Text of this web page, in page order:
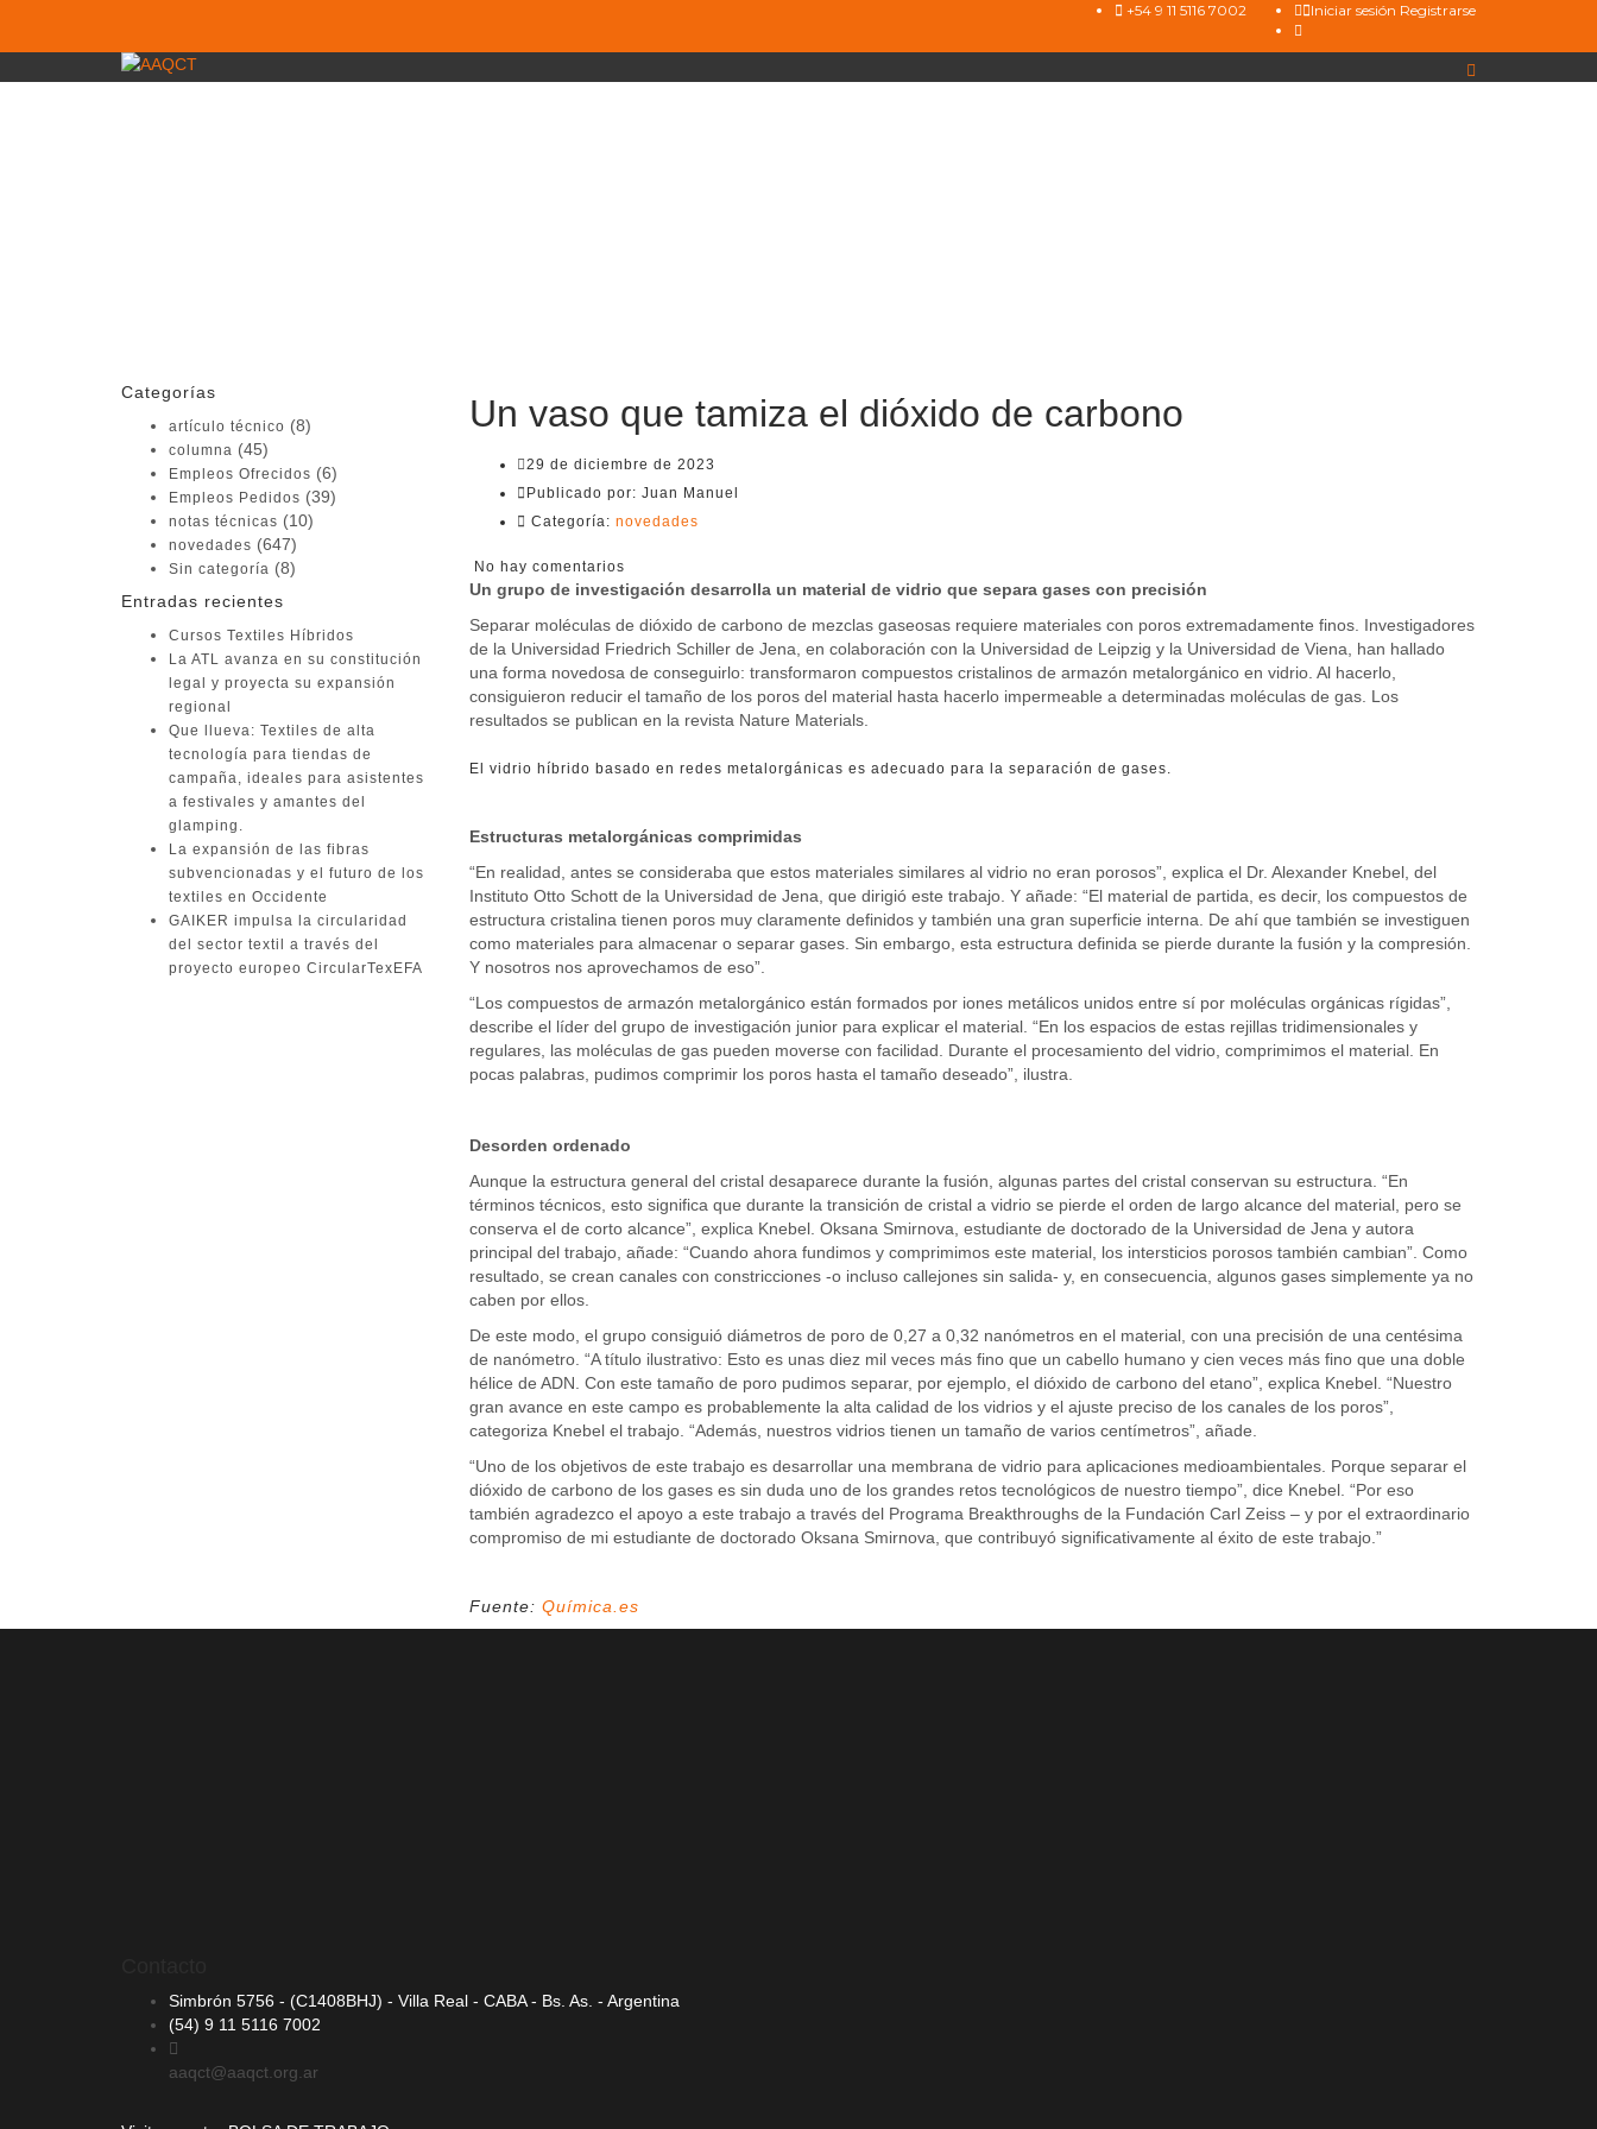
Iniciar sesión Registrarse
+54 9 11 5116 7002
Un vaso que tamiza el dióxido de carbono
29 de diciembre de 2023
Publicado por: Juan Manuel
Categoría: novedades
No hay comentarios
Un grupo de investigación desarrolla un material de vidrio que separa gases con precisión
Separar moléculas de dióxido de carbono de mezclas gaseosas requiere materiales con poros extremadamente finos. Investigadores
de la Universidad Friedrich Schiller de Jena, en colaboración con la Universidad de Leipzig y la Universidad de Viena, han hallado
una forma novedosa de conseguirlo: transformaron compuestos cristalinos de armazón metalorgánico en vidrio. Al hacerlo,
consiguieron reducir el tamaño de los poros del material hasta hacerlo impermeable a determinadas moléculas de gas. Los
resultados se publican en la revista Nature Materials.
El vidrio híbrido basado en redes metalorgánicas es adecuado para la separación de gases.
Estructuras metalorgánicas comprimidas
“En realidad, antes se consideraba que estos materiales similares al vidrio no eran porosos”, explica el Dr. Alexander Knebel, del
Instituto Otto Schott de la Universidad de Jena, que dirigió este trabajo. Y añade: “El material de partida, es decir, los compuestos de
estructura cristalina tienen poros muy claramente definidos y también una gran superficie interna. De ahí que también se investiguen
como materiales para almacenar o separar gases. Sin embargo, esta estructura definida se pierde durante la fusión y la compresión.
Y nosotros nos aprovechamos de eso”.
“Los compuestos de armazón metalorgánico están formados por iones metálicos unidos entre sí por moléculas orgánicas rígidas”,
describe el líder del grupo de investigación junior para explicar el material. “En los espacios de estas rejillas tridimensionales y
regulares, las moléculas de gas pueden moverse con facilidad. Durante el procesamiento del vidrio, comprimimos el material. En
pocas palabras, pudimos comprimir los poros hasta el tamaño deseado”, ilustra.
Desorden ordenado
Aunque la estructura general del cristal desaparece durante la fusión, algunas partes del cristal conservan su estructura. “En
términos técnicos, esto significa que durante la transición de cristal a vidrio se pierde el orden de largo alcance del material, pero se
conserva el de corto alcance”, explica Knebel. Oksana Smirnova, estudiante de doctorado de la Universidad de Jena y autora
principal del trabajo, añade: “Cuando ahora fundimos y comprimimos este material, los intersticios porosos también cambian”. Como
resultado, se crean canales con constricciones -o incluso callejones sin salida- y, en consecuencia, algunos gases simplemente ya no
caben por ellos.
De este modo, el grupo consiguió diámetros de poro de 0,27 a 0,32 nanómetros en el material, con una precisión de una centésima
de nanómetro. “A título ilustrativo: Esto es unas diez mil veces más fino que un cabello humano y cien veces más fino que una doble
hélice de ADN. Con este tamaño de poro pudimos separar, por ejemplo, el dióxido de carbono del etano”, explica Knebel. “Nuestro
gran avance en este campo es probablemente la alta calidad de los vidrios y el ajuste preciso de los canales de los poros”,
categoriza Knebel el trabajo. “Además, nuestros vidrios tienen un tamaño de varios centímetros”, añade.
“Uno de los objetivos de este trabajo es desarrollar una membrana de vidrio para aplicaciones medioambientales. Porque separar el
dióxido de carbono de los gases es sin duda uno de los grandes retos tecnológicos de nuestro tiempo”, dice Knebel. “Por eso
también agradezco el apoyo a este trabajo a través del Programa Breakthroughs de la Fundación Carl Zeiss – y por el extraordinario
compromiso de mi estudiante de doctorado Oksana Smirnova, que contribuyó significativamente al éxito de este trabajo.”
Fuente: Química.es
Categorías
artículo técnico (8)
columna (45)
Empleos Ofrecidos (6)
Empleos Pedidos (39)
notas técnicas (10)
novedades (647)
Sin categoría (8)
Entradas recientes
Cursos Textiles Híbridos
La ATL avanza en su constitución
legal y proyecta su expansión
regional
Que llueva: Textiles de alta
tecnología para tiendas de
campaña, ideales para asistentes
a festivales y amantes del
glamping.
La expansión de las fibras
subvencionadas y el futuro de los
textiles en Occidente
GAIKER impulsa la circularidad
del sector textil a través del
proyecto europeo CircularTexEFA
Simbrón 5756 - (C1408BHJ) - Villa Real - CABA - Bs. As. - Argentina
(54) 9 11 5116 7002
aaqct@aaqct.org.ar